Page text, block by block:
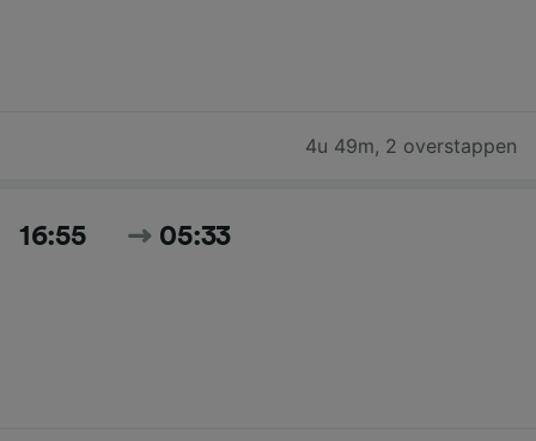
4u 49m, 2 overstappen
16:55 05:33